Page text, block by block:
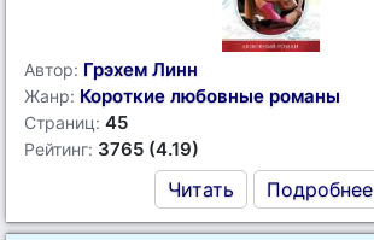
Автор: Грэхем Линн
Жанр: Короткие любовные романы
Страниц: 45
Рейтинг: 3765 (4.19)
Читать Подробнее